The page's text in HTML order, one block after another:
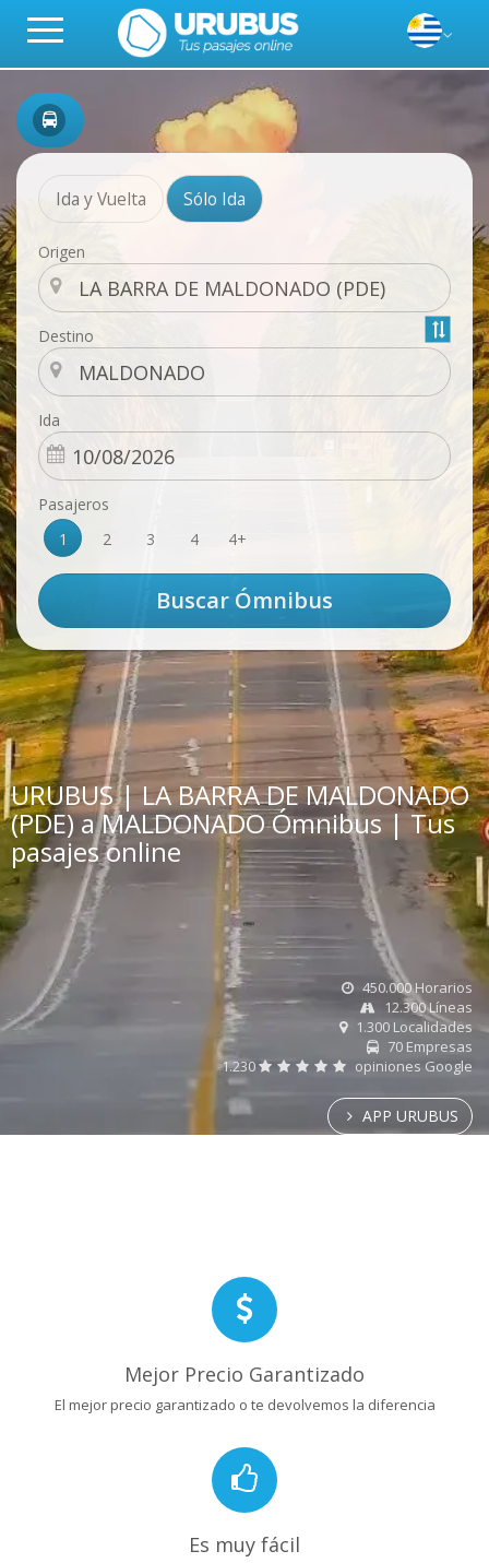
Ida y Vuelta Sólo Ida
Origen
Destino
Ida
Pasajeros
1
2 3 4 4+
URUBUS | LA BARRA DE MALDONADO
(PDE) a MALDONADO Ómnibus | Tus
pasajes online
450.000 Horarios
12.300 Líneas
1.300 Localidades
70 Empresas
1.230
opiniones Google
APP URUBUS
Mejor Precio Garantizado
El mejor precio garantizado o te devolvemos la diferencia
Es muy fácil